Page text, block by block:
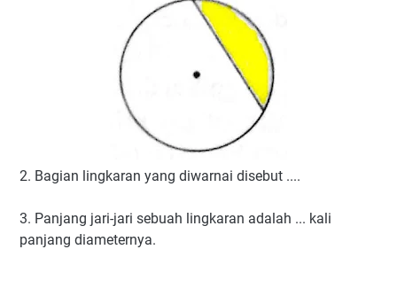
2. Bagian lingkaran yang diwarnai disebut ....
3. Panjang jari-jari sebuah lingkaran adalah ... kali
panjang diameternya.